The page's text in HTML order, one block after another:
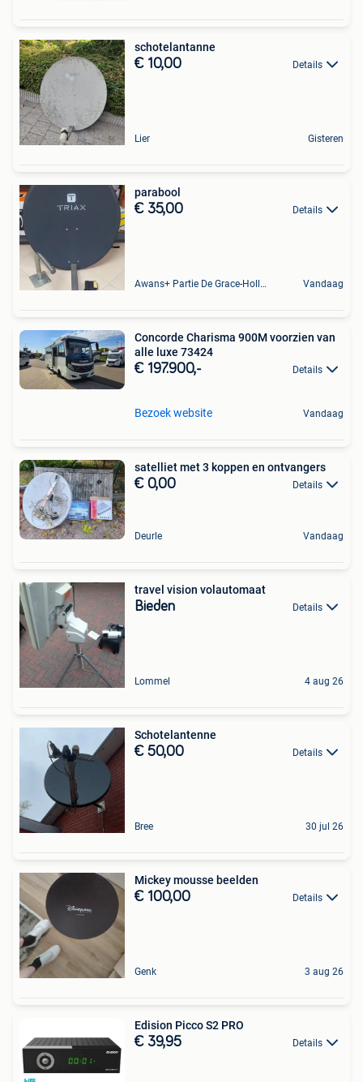
schotelantanne
€ 10,00 Details
Lier Gisteren
parabool
€ 35,00 Details
Awans+ Partie De Grace-Hollogne Vandaag
Concorde Charisma 900M voorzien van
alle luxe 73424
€ 197.900,- Details
Bezoek website Vandaag
satelliet met 3 koppen en ontvangers
€ 0,00 Details
Deurle Vandaag
travel vision volautomaat
Bieden Details
Lommel 4 aug 26
Schotelantenne
€ 50,00 Details
Bree 30 jul 26
Mickey mousse beelden
€ 100,00 Details
Genk 3 aug 26
Edision Picco S2 PRO
€ 39,95 Details